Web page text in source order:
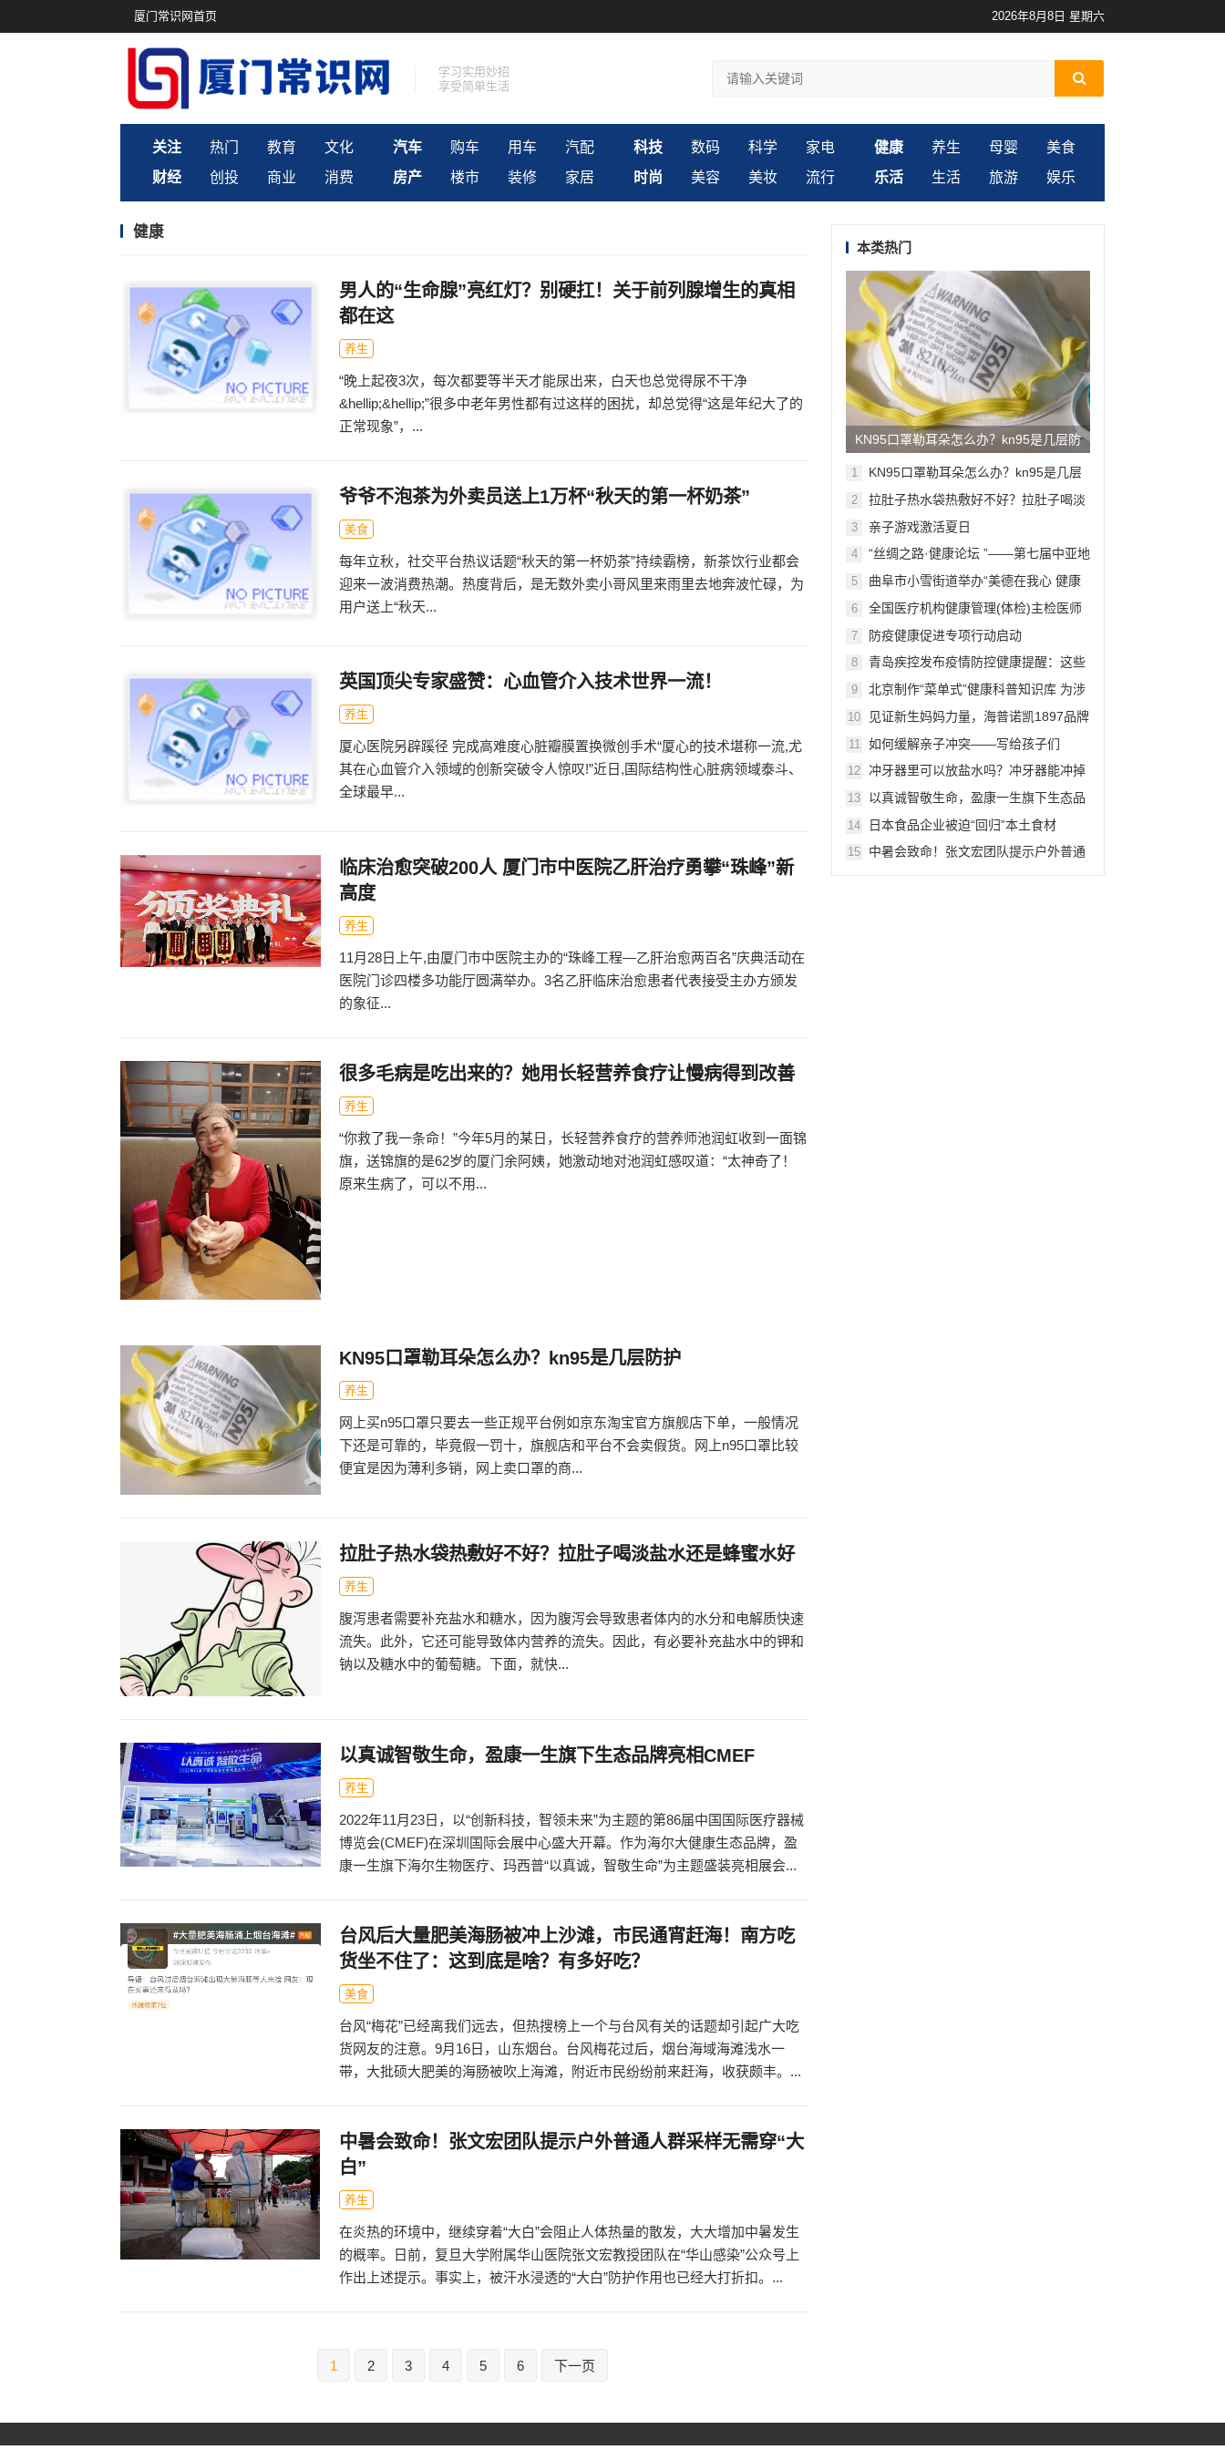
厦门常识网首页 2026年8月8日 星期六
学习实用妙招
享受简单生活
关注 热门 教育
文化
财经
创投 商业 消费
汽车 购车 用车
汽配
房产
楼市 装修 家居
科技 数码 科学
家电
时尚
美容 美妆 流行
健康 养生 母婴
美食
乐活
生活 旅游 娱乐
健康
男人的“生命腺”亮红灯？别硬扛！关于前列腺增生的真相
都在这
养生
“晚上起夜3次，每次都要等半天才能尿出来，白天也总觉得尿不干净
&hellip;&hellip;”很多中老年男性都有过这样的困扰，却总觉得“这是年纪大了的
正常现象”，...
爷爷不泡茶为外卖员送上1万杯“秋天的第一杯奶茶”
美食
每年立秋，社交平台热议话题“秋天的第一杯奶茶”持续霸榜，新茶饮行业都会
迎来一波消费热潮。热度背后，是无数外卖小哥风里来雨里去地奔波忙碌，为
用户送上“秋天...
英国顶尖专家盛赞：心血管介入技术世界一流！
养生
厦心医院另辟蹊径 完成高难度心脏瓣膜置换微创手术“厦心的技术堪称一流,尤
其在心血管介入领域的创新突破令人惊叹!”近日,国际结构性心脏病领域泰斗、
全球最早...
临床治愈突破200人 厦门市中医院乙肝治疗勇攀“珠峰”新
高度
养生
11月28日上午,由厦门市中医院主办的“珠峰工程—乙肝治愈两百名”庆典活动在
医院门诊四楼多功能厅圆满举办。3名乙肝临床治愈患者代表接受主办方颁发
的象征...
很多毛病是吃出来的？她用长轻营养食疗让慢病得到改善
养生
“你救了我一条命！”今年5月的某日，长轻营养食疗的营养师池润虹收到一面锦
旗，送锦旗的是62岁的厦门余阿姨，她激动地对池润虹感叹道：“太神奇了！
原来生病了，可以不用...
KN95口罩勒耳朵怎么办？kn95是几层防护
养生
网上买n95口罩只要去一些正规平台例如京东淘宝官方旗舰店下单，一般情况
下还是可靠的，毕竟假一罚十，旗舰店和平台不会卖假货。网上n95口罩比较
便宜是因为薄利多销，网上卖口罩的商...
拉肚子热水袋热敷好不好？拉肚子喝淡盐水还是蜂蜜水好
养生
腹泻患者需要补充盐水和糖水，因为腹泻会导致患者体内的水分和电解质快速
流失。此外，它还可能导致体内营养的流失。因此，有必要补充盐水中的钾和
钠以及糖水中的葡萄糖。下面，就快...
以真诚智敬生命，盈康一生旗下生态品牌亮相CMEF
养生
2022年11月23日，以“创新科技，智领未来”为主题的第86届中国国际医疗器械
博览会(CMEF)在深圳国际会展中心盛大开幕。作为海尔大健康生态品牌，盈
康一生旗下海尔生物医疗、玛西普“以真诚，智敬生命”为主题盛装亮相展会...
台风后大量肥美海肠被冲上沙滩，市民通宵赶海！南方吃
货坐不住了：这到底是啥？有多好吃？
美食
台风“梅花”已经离我们远去，但热搜榜上一个与台风有关的话题却引起广大吃
货网友的注意。9月16日，山东烟台。台风梅花过后，烟台海域海滩浅水一
带，大批硕大肥美的海肠被吹上海滩，附近市民纷纷前来赶海，收获颇丰。...
中暑会致命！张文宏团队提示户外普通人群采样无需穿“大
白”
养生
在炎热的环境中，继续穿着“大白”会阻止人体热量的散发，大大增加中暑发生
的概率。日前，复旦大学附属华山医院张文宏教授团队在“华山感染”公众号上
作出上述提示。事实上，被汗水浸透的“大白”防护作用也已经大打折扣。...
航
1 2 3 4 5 6 下一页
本类热门
KN95口罩勒耳朵怎么办？kn95是几层防
护
1
KN95口罩勒耳朵怎么办？kn95是几层
2
拉肚子热水袋热敷好不好？拉肚子喝淡
3 亲子游戏激活夏日
4
“丝绸之路·健康论坛 ”——第七届中亚地
5
曲阜市小雪街道举办“美德在我心 健康
6
全国医疗机构健康管理(体检)主检医师
7 防疫健康促进专项行动启动
8
青岛疾控发布疫情防控健康提醒：这些
9
北京制作“菜单式”健康科普知识库 为涉
10
见证新生妈妈力量，海普诺凯1897品牌
11 如何缓解亲子冲突——写给孩子们
12
冲牙器里可以放盐水吗？冲牙器能冲掉
13
以真诚智敬生命，盈康一生旗下生态品
14 日本食品企业被迫“回归”本土食材
15
中暑会致命！张文宏团队提示户外普通